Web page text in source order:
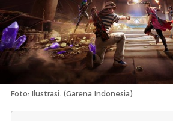
Foto: Ilustrasi. (Garena Indonesia)